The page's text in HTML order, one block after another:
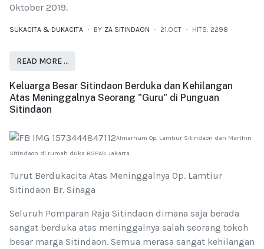
Oktober 2019.
SUKACITA & DUKACITA BY ZA SITINDAON 21.OCT HITS: 2298
READ MORE …
Keluarga Besar Sitindaon Berduka dan Kehilangan
Atas Meninggalnya Seorang "Guru" di Punguan
Sitindaon
Almarhum Op. Lamtiur Sitindaon dan Marthin
Sitindaon di rumah duka RSPAD Jakarta.
Turut Berdukacita Atas Meninggalnya Op. Lamtiur
Sitindaon Br. Sinaga
Seluruh Pomparan Raja Sitindaon dimana saja berada
sangat berduka atas meninggalnya salah seorang tokoh
besar marga Sitindaon. Semua merasa sangat kehilangan